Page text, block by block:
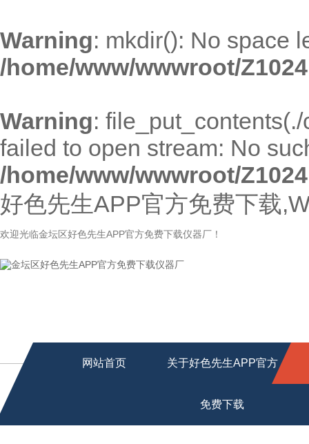
Warning: mkdir(): No space
/home/www/wwwroot/
Warning:
failed to open stream: No
/home/www/wwwroot/
好色先生APP官方免费下载
欢迎光临金坛区好色先生APP官方免费下载仪器厂！
网站首页 关于好色先生APP官方
免费下载